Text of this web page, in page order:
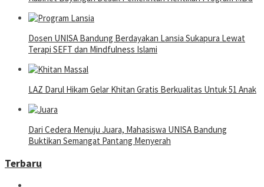
Dosen UNISA Bandung Berdayakan Lansia Sukapura Lewat
Terapi SEFT dan Mindfulness Islami
LAZ Darul Hikam Gelar Khitan Gratis Berkualitas Untuk 51 Anak
Dari Cedera Menuju Juara, Mahasiswa UNISA Bandung
Buktikan Semangat Pantang Menyerah
Terbaru